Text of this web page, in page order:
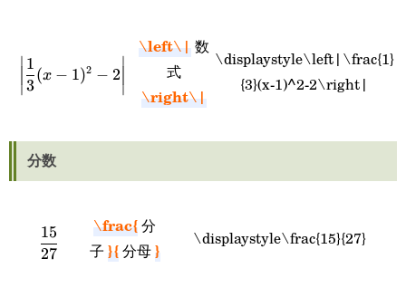
\displaystyle\left|\frac{1}
{3}(x-1)^2-2\right|
∣
∣
3
1
(x − 1)2 − 2
∣
∣
\left\| 数
式
\right\|
\displaystyle\left|\frac{1}
{3}(x-1)^2-2\right|
分数
\displaystyle\frac{15}
{27}
27
15 \frac{分
子 }{分母}
\displaystyle\frac{15}{27}